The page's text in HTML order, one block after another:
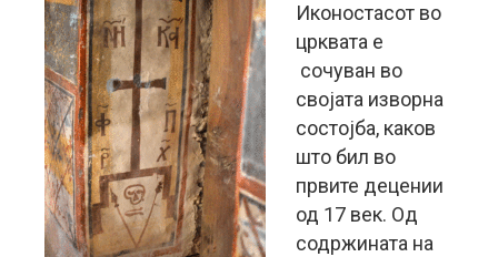
Иконостасот во
црквата е
сочуван во
својата изворна
состојба, каков
што бил во
првите децении
од 17 век. Од
содржината на